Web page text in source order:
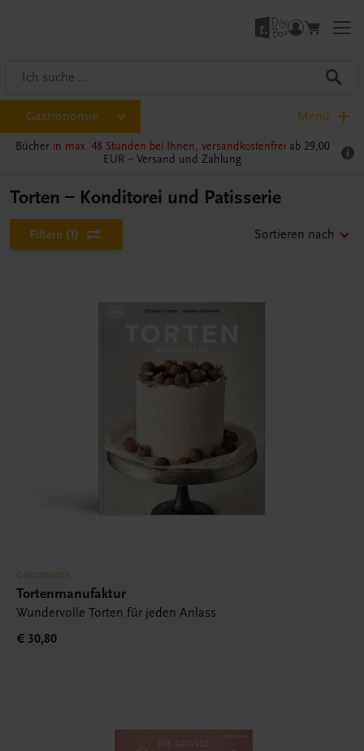
Gastronomie Menü
Bücher in max. 48 Stunden bei Ihnen, versandkostenfrei ab 29,00
EUR – Versand und Zahlung
Torten – Konditorei und Patisserie
Filtern (1) Sortieren nach
Gastronomie
Tortenmanufaktur
Wundervolle Torten für jeden Anlass
€ 30,80